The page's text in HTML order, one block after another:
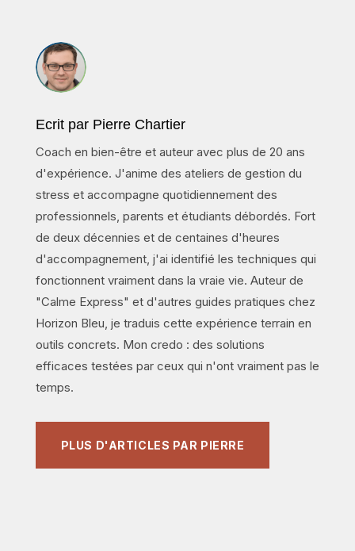
Ecrit par Pierre Chartier
Coach en bien-être et auteur avec plus de 20 ans
d'expérience. J'anime des ateliers de gestion du
stress et accompagne quotidiennement des
professionnels, parents et étudiants débordés. Fort
de deux décennies et de centaines d'heures
d'accompagnement, j'ai identifié les techniques qui
fonctionnent vraiment dans la vraie vie. Auteur de
"Calme Express" et d'autres guides pratiques chez
Horizon Bleu, je traduis cette expérience terrain en
outils concrets. Mon credo : des solutions
efficaces testées par ceux qui n'ont vraiment pas le
temps.
PLUS D'ARTICLES PAR PIERRE